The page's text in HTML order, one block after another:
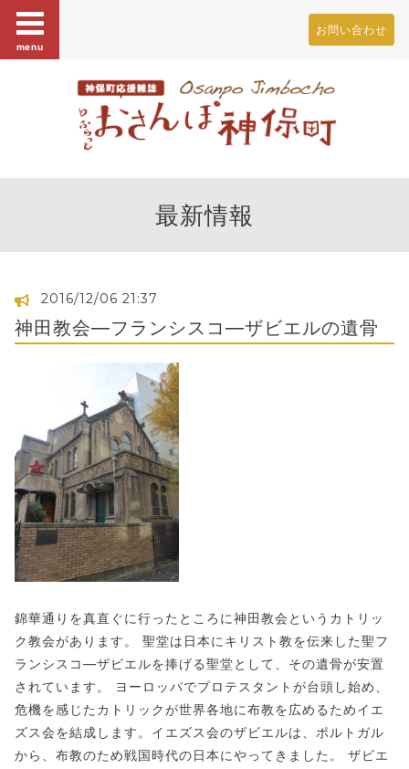
menu
お問い合わせ
最新情報
2016/12/06 21:37
神田教会―フランシスコ―ザビエルの遺骨
錦華通りを真直ぐに行ったところに神田教会というカトリッ
ク教会があります。 聖堂は日本にキリスト教を伝来した聖フ
ランシスコ―ザビエルを捧げる聖堂として、その遺骨が安置
されています。 ヨーロッパでプロテスタントが台頭し始め、
危機を感じたカトリックが世界各地に布教を広めるためイエ
ズス会を結成します。イエズス会のザビエルは、ポルトガル
から、布教のため戦国時代の日本にやってきました。 ザビエ